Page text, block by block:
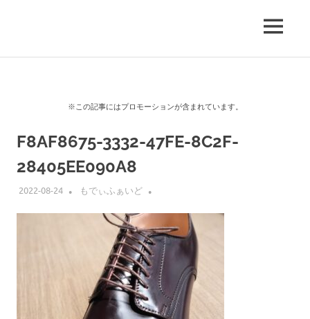
MENU
※この記事にはプロモーションが含まれています。
F8AF8675-3332-47FE-8C2F-
28405EE090A8
2022-08-24 もでぃふぁいど